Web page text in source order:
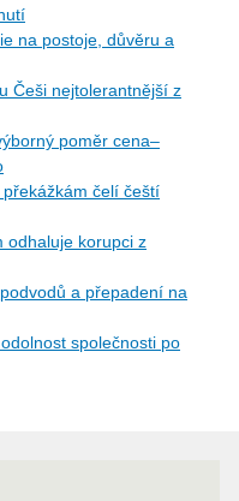
na postoje, důvěru a
Češi nejtolerantnější z
poměr cena–
čelí čeští
odhaluje korupci z
a přepadení na
společnosti po